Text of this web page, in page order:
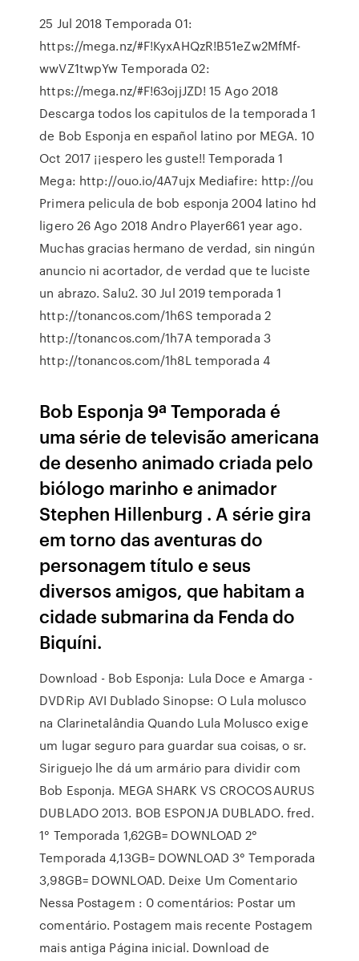
25 Jul 2018 Temporada 01:
https://mega.nz/#F!KyxAHQzR!B51eZw2MfMf-
wwVZ1twpYw Temporada 02:
https://mega.nz/#F!63ojjJZD! 15 Ago 2018
Descarga todos los capitulos de la temporada 1
de Bob Esponja en español latino por MEGA. 10
Oct 2017 ¡¡espero les guste!! Temporada 1
Mega: http://ouo.io/4A7ujx Mediafire: http://ou
Primera pelicula de bob esponja 2004 latino hd
ligero 26 Ago 2018 Andro Player661 year ago.
Muchas gracias hermano de verdad, sin ningún
anuncio ni acortador, de verdad que te luciste
un abrazo. Salu2. 30 Jul 2019 temporada 1
http://tonancos.com/1h6S temporada 2
http://tonancos.com/1h7A temporada 3
http://tonancos.com/1h8L temporada 4
Bob Esponja 9ª Temporada é
uma série de televisão americana
de desenho animado criada pelo
biólogo marinho e animador
Stephen Hillenburg . A série gira
em torno das aventuras do
personagem título e seus
diversos amigos, que habitam a
cidade submarina da Fenda do
Biquíni.
Download - Bob Esponja: Lula Doce e Amarga -
DVDRip AVI Dublado Sinopse: O Lula molusco
na Clarinetalândia Quando Lula Molusco exige
um lugar seguro para guardar sua coisas, o sr.
Siriguejo lhe dá um armário para dividir com
Bob Esponja. MEGA SHARK VS CROCOSAURUS
DUBLADO 2013. BOB ESPONJA DUBLADO. fred.
1° Temporada 1,62GB= DOWNLOAD 2°
Temporada 4,13GB= DOWNLOAD 3° Temporada
3,98GB= DOWNLOAD. Deixe Um Comentario
Nessa Postagem : 0 comentários: Postar um
comentário. Postagem mais recente Postagem
mais antiga Página inicial. Download de